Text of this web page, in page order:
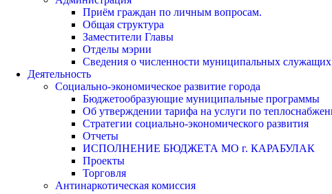
Приём граждан по личным вопросам.
Общая структура
Заместители Главы
Отделы мэрии
Сведения о численности муниципальных
Деятельность
Социально-экономическое развитие города
Бюджетообразующие муниципальные программы
Об утверждении тарифа на услуги по
Стратегии социально-экономического развития
Отчеты
ИСПОЛНЕНИЕ БЮДЖЕТА МО г. КАРАБУЛАК
Проекты
Торговля
Антинаркотическая комиссия